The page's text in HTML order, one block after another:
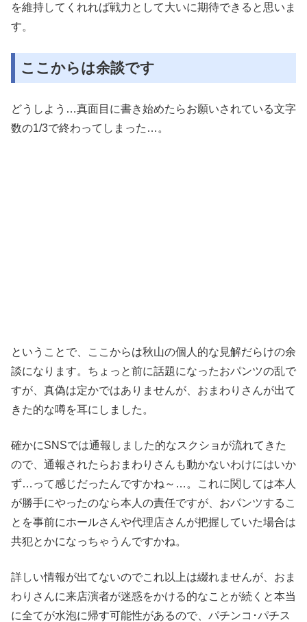
を維持してくれれば戦力として大いに期待できると思いま
す。
ここからは余談です
どうしよう…真面目に書き始めたらお願いされている文字
数の1/3で終わってしまった…。
ということで、ここからは秋山の個人的な見解だらけの余
談になります。ちょっと前に話題になったおパンツの乱で
すが、真偽は定かではありませんが、おまわりさんが出て
きた的な噂を耳にしました。
確かにSNSでは通報しました的なスクショが流れてきた
ので、通報されたらおまわりさんも動かないわけにはいか
ず…って感じだったんですかね～…。これに関しては本人
が勝手にやったのなら本人の責任ですが、おパンツするこ
とを事前にホールさんや代理店さんが把握していた場合は
共犯とかになっちゃうんですかね。
詳しい情報が出てないのでこれ以上は綴れませんが、おま
わりさんに来店演者が迷惑をかける的なことが続くと本当
に全てが水泡に帰す可能性があるので、パチンコ･パチス